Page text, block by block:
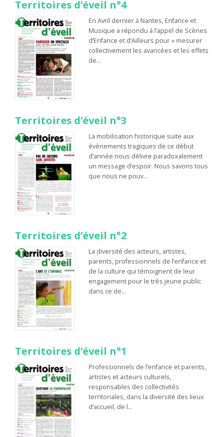
Territoires d’éveil n°4
En Avril dernier à Nantes, Enfance et
Musique a répondu à l’appel de Scènes
d’Enfance et d’Ailleurs pour « mesurer
collectivement les avancées et les effets
de…
Territoires d’éveil n°3
La mobilisation historique suite aux
évènements tragiques de ce début
d’année nous délivre paradoxalement
un message d’espoir. Nous savons tous
que nous ne pouv…
Territoires d’éveil n°2
La diversité des acteurs, artistes,
parents, professionnels de l’enfance et
de la culture qui témoignent de leur
engagement pour le très jeune public
dans ce de…
Territoires d’éveil n°1
Professionnels de l’enfance et parents,
artistes et acteurs culturels,
responsables des collectivités
territoriales, dans la diversité des lieux
d’accueil, de l…